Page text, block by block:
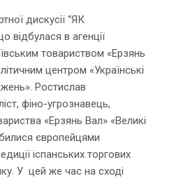
дискусії “ЯК
в агенції
товариством «Ерзянь
центром «Українські
Ростислав
фіно-угрознавець,
«Ерзянь Вал» «Великі
європейцями
іспанських торгових
У цей же час на сході